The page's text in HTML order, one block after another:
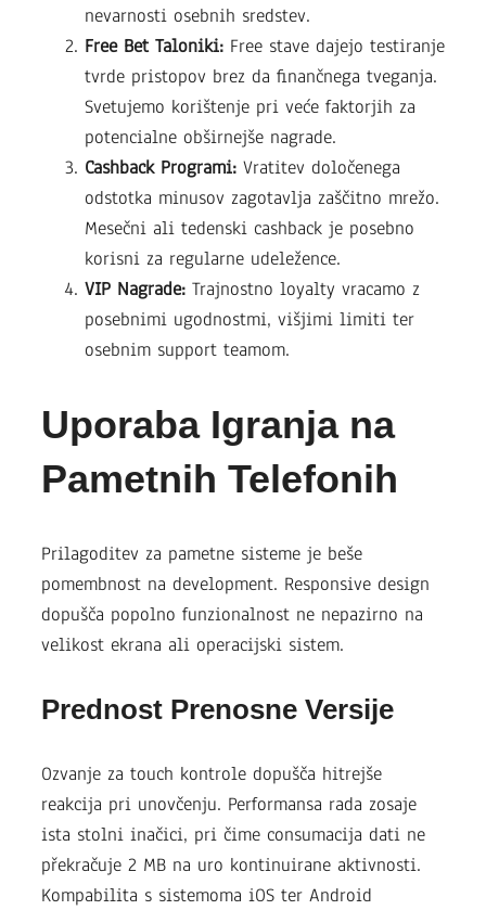
nevarnosti osebnih sredstev.
Free Bet Taloniki: Free stave dajejo testiranje
tvrde pristopov brez da finančnega tveganja.
Svetujemo korištenje pri veće faktorjih za
potencialne obširnejše nagrade.
Cashback Programi: Vratitev določenega
odstotka minusov zagotavlja zaščitno mrežo.
Mesečni ali tedenski cashback je posebno
korisni za regularne udeležence.
VIP Nagrade: Trajnostno loyalty vracamo z
posebnimi ugodnostmi, višjimi limiti ter
osebnim support teamom.
Uporaba Igranja na
Pametnih Telefonih
Prilagoditev za pametne sisteme je beše
pomembnost na development. Responsive design
dopušča popolno funzionalnost ne nepazirno na
velikost ekrana ali operacijski sistem.
Prednost Prenosne Versije
Ozvanje za touch kontrole dopušča hitrejše
reakcija pri unovčenju. Performansa rada zosaje
ista stolni inačici, pri čime consumacija dati ne
překračuje 2 MB na uro kontinuirane aktivnosti.
Kompabilita s sistemoma iOS ter Android